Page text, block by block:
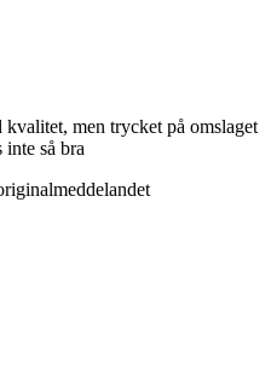
men trycket på omslaget
så bra